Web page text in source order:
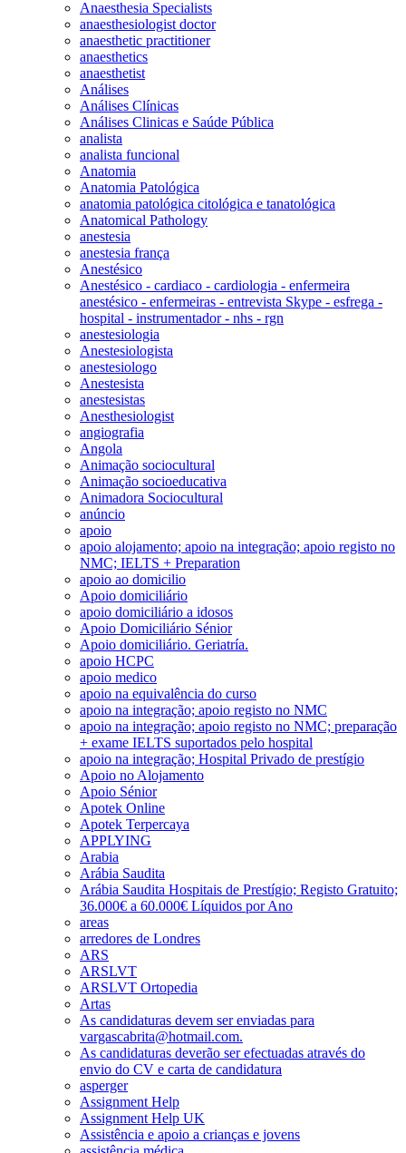
Anaesthesia Specialists
anaesthesiologist doctor
anaesthetic practitioner
anaesthetics
anaesthetist
Análises
Análises Clínicas
Análises Clinicas e Saúde Pública
analista
analista funcional
Anatomia
Anatomia Patológica
anatomia patológica citológica e tanatológica
Anatomical Pathology
anestesia
anestesia frança
Anestésico
Anestésico - cardiaco - cardiologia - enfermeira
anestésico - enfermeiras - entrevista Skype - esfrega -
hospital - instrumentador - nhs - rgn
anestesiologia
Anestesiologista
anestesiologo
Anestesista
anestesistas
Anesthesiologist
angiografia
Angola
Animação sociocultural
Animação socioeducativa
Animadora Sociocultural
anúncio
apoio
apoio alojamento; apoio na integração; apoio registo no
NMC; IELTS + Preparation
apoio ao domicilio
Apoio domiciliário
apoio domiciliário a idosos
Apoio Domiciliário Sénior
Apoio domiciliário. Geriatría.
apoio HCPC
apoio medico
apoio na equivalência do curso
apoio na integração; apoio registo no NMC
apoio na integração; apoio registo no NMC; preparação
+ exame IELTS suportados pelo hospital
apoio na integração; Hospital Privado de prestígio
Apoio no Alojamento
Apoio Sénior
Apotek Online
Apotek Terpercaya
APPLYING
Arabia
Arábia Saudita
Arábia Saudita Hospitais de Prestígio; Registo Gratuito;
36.000€ a 60.000€ Líquidos por Ano
areas
arredores de Londres
ARS
ARSLVT
ARSLVT Ortopedia
Artas
As candidaturas devem ser enviadas para
vargascabrita@hotmail.com.
As candidaturas deverão ser efectuadas através do
envio do CV e carta de candidatura
asperger
Assignment Help
Assignment Help UK
Assistência e apoio a crianças e jovens